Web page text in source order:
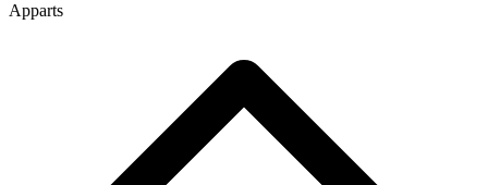
Apparts